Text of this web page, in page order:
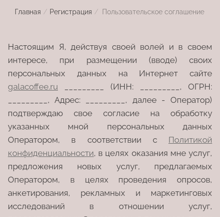
Главная / Регистрация / Пользовательское соглашение
Настоящим Я, действуя своей волей и в своем
интересе, при размещении (вводе) своих
персональных данных на Интернет сайте
galacoffee.ru _________ (ИНН: _________, ОГРН:
_________, Адрес: _________, далее - Оператор)
подтверждаю свое согласие на обработку
указанных мной персональных данных
Оператором, в соответствии с Политикой
конфиденциальности, в целях оказания мне услуг,
предложения новых услуг, предлагаемых
Оператором, в целях проведения опросов,
анкетирования, рекламных и маркетинговых
исследований в отношении услуг,